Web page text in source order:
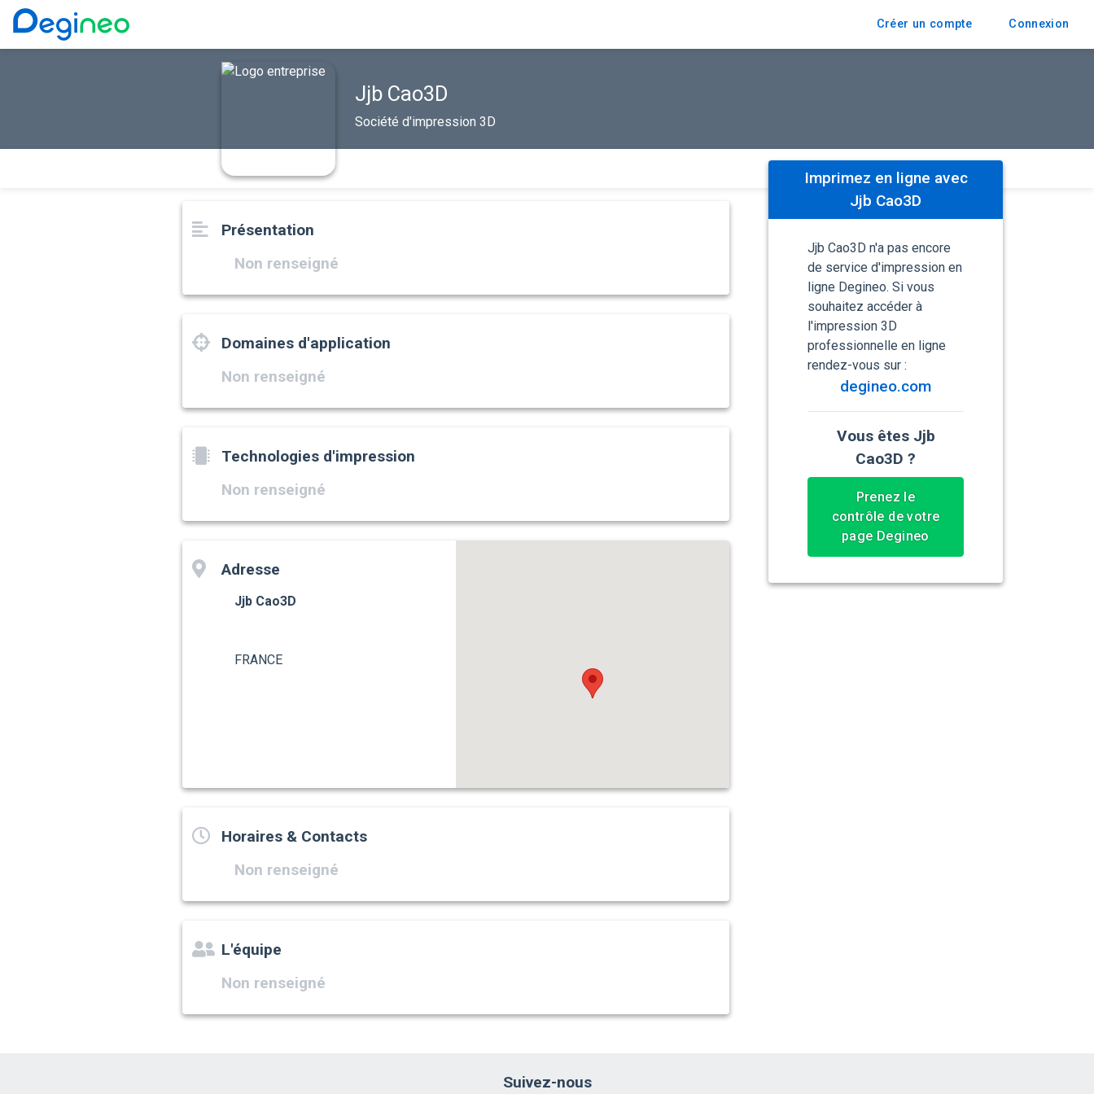
Créer un compte Connexion
Jjb Cao3D
Société d'impression 3D
Présentation
Non renseigné
Domaines d'application
Non renseigné
Technologies d'impression
Non renseigné
Adresse
Jjb Cao3D
FRANCE
Horaires & Contacts
Non renseigné
L'équipe
Non renseigné
Imprimez en ligne avec
Jjb Cao3D
Jjb Cao3D n'a pas encore
de service d'impression en
ligne Degineo. Si vous
souhaitez accéder à
l'impression 3D
professionnelle en ligne
rendez-vous sur :
degineo.com
Vous êtes Jjb
Cao3D ?
Prenez le
contrôle de votre
page Degineo
Suivez-nous